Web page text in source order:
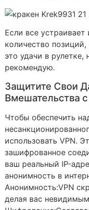
Krek9931
Если все
количество позиций,
это удачи в рулетке,
рекомендую.
Защитите Свои
Вмешательства c
Чтобы обеспечить
использовать VPN.
зашифрованное
ваш реальный IP-
анонимность в
Анонимность:VPN
делая вас